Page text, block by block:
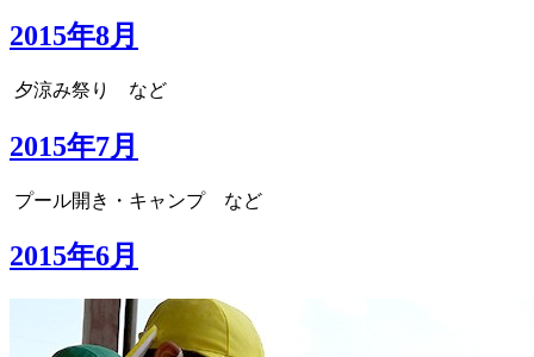
2015年8月
夕涼み祭り など
2015年7月
プール開き・キャンプ など
2015年6月